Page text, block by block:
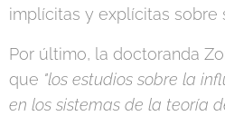
implícitas y explícitas sobre
Por último, la doctoranda
que "los estudios sobre la
en los sistemas de la teoría